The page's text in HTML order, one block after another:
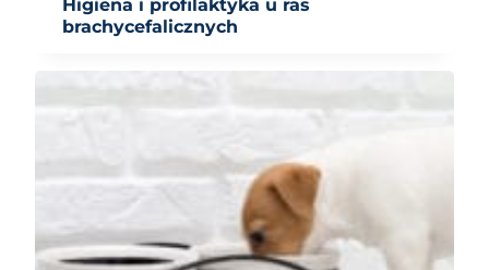
Higiena i profilaktyka u ras
brachycefalicznych